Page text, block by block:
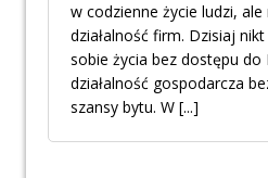
w codzienne życie ludzi,
działalność firm. Dzisiaj
sobie życia bez dostępu do
działalność gospodarcza
szansy bytu. W [...]